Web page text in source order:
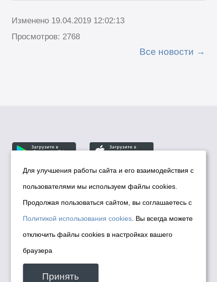
Изменено 19.04.2019 12:02:13
Просмотров: 2768
Все новости
© Департамент информационной политики мэрии
города Новосибирска, 2026
Политика использования Cookies
Политика по обработке персональных
данных в информационных системах
мэрии города Новосибирска
Техническая поддержка сайта -
malinchukvl@mail.ru
Для улучшения работы сайта и его взаимодействия с
пользователями мы используем файлы cookies.
Продолжая пользоваться сайтом, вы соглашаетесь с
Политикой использования cookies . Вы всегда можете
отключить файлы cookies в настройках вашего
браузера
Принять